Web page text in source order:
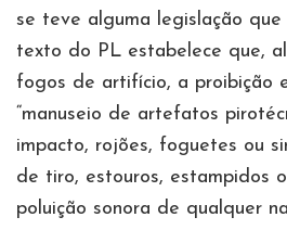
se teve alguma legislação
texto do PL estabelece que,
fogos de artifício, a proibição
“manuseio de artefatos
impacto, rojões, foguetes ou
de tiro, estouros, estampidos
poluição sonora de qualquer